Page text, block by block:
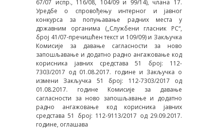
67/07 испр., 116/08, 104/09 и 99/14), члана 17.
Уредбе о спровођењу интерног и јавног
конкурса за попуњавање радних места у
државним органима („Службени гласник РС“,
број 41/07-пречишћен текст и 109/09) и Закључка
Комисије за давање сагласности за ново
запошљавање и додатно радно ангажовање код
корисника јавних средстава 51 број: 112-
7303/2017 од 01.08.2017. године и Закључка о
измени Закључка 51 број: 112-7303/2017 од
01.08.2017. године Комисије за давање
сагласности за ново запошљавање и додатно
радно ангажовање код корисника јавних
средстава 51 број: 112-9113/2017 од 29.09.2017.
године, оглашава